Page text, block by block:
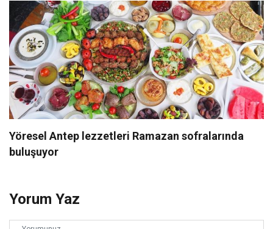
Yöresel Antep lezzetleri Ramazan sofralarında
buluşuyor
Yorum Yaz